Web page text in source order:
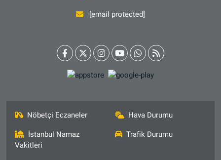
[email protected]
Nöbetçi Eczaneler Hava Durumu
İstanbul Namaz
Vakitleri
Trafik Durumu